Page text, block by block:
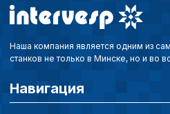
Наша компания является одним из
станков не только в Минске, но и во
Навигация